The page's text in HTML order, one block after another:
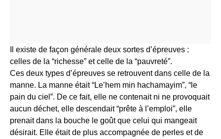
Il existe de façon générale deux sortes d’épreuves :
celles de la “richesse” et celle de la “pauvreté”.
Ces deux types d’épreuves se retrouvent dans celle de la
manne. La manne était “Le’hem min hachamayim”, “le
pain du ciel”. De ce fait, elle ne contenait ni ne provoquait
aucun déchet, elle descendait “prête à l’emploi”, elle
prenait dans la bouche le goût que celui qui mangeait
désirait. Elle était de plus accompagnée de perles et de